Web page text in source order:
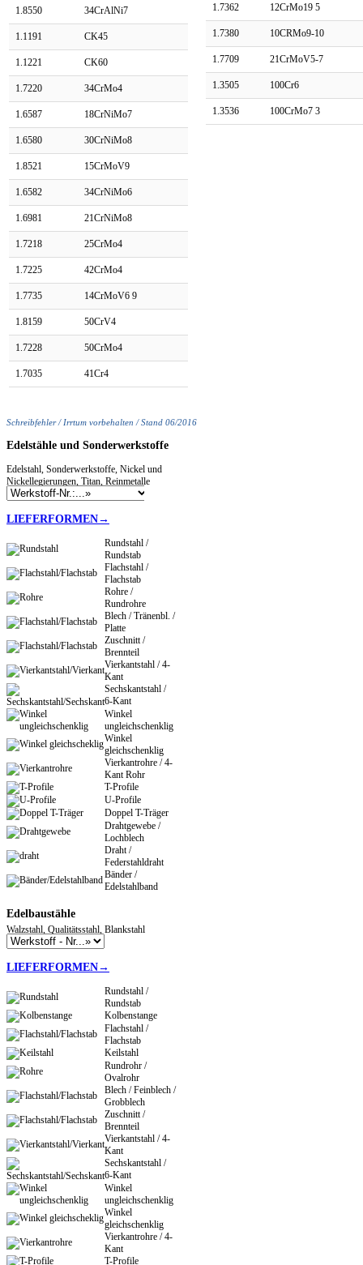
1.8550 34CrAlNi7
1.1191 CK45
1.1221 CK60
1.7220 34CrMo4
1.6587 18CrNiMo7
1.6580 30CrNiMo8
1.8521 15CrMoV9
1.6582 34CrNiMo6
1.6981 21CrNiMo8
1.7218 25CrMo4
1.7225 42CrMo4
1.7735 14CrMoV6 9
1.8159 50CrV4
1.7228 50CrMo4
1.7035 41Cr4
1.7362 12CrMo19 5
1.7380 10CRMo9-10
1.7709 21CrMoV5-7
1.3505 100Cr6
1.3536 100CrMo7 3
Schreibfehler / Irrtum vorbehalten / Stand 06/2016
Edelstähle und Sonderwerkstoffe
Edelstahl, Sonderwerkstoffe, Nickel und
Nickellegierungen, Titan, Reinmetalle
LIEFERFORMEN→
Rundstahl /
Rundstab
Flachstahl /
Flachstab
Rohre /
Rundrohre
Blech / Tränenbl. /
Platte
Zuschnitt /
Brennteil
Vierkantstahl / 4-
Kant
Sechskantstahl /
6-Kant
Winkel
ungleichschenklig
Winkel
gleichschenklig
Vierkantrohre / 4-
Kant Rohr
T-Profile
U-Profile
Doppel T-Träger
Drahtgewebe /
Lochblech
Draht /
Federstahldraht
Bänder /
Edelstahlband
Edelbaustähle
Walzstahl, Qualitätsstahl, Blankstahl
LIEFERFORMEN→
Rundstahl /
Rundstab
Kolbenstange
Flachstahl /
Flachstab
Keilstahl
Rundrohr /
Ovalrohr
Blech / Feinblech /
Grobblech
Zuschnitt /
Brennteil
Vierkantstahl / 4-
Kant
Sechskantstahl /
6-Kant
Winkel
ungleichschenklig
Winkel
gleichschenklig
Vierkantrohre / 4-
Kant
T-Profile